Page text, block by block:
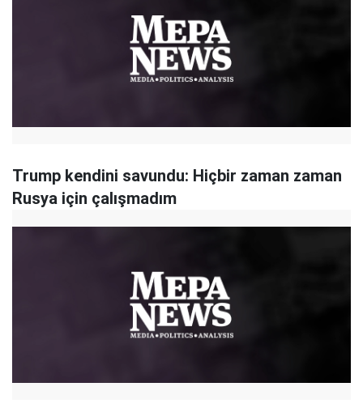
Trump kendini savundu: Hiçbir zaman zaman
Rusya için çalışmadım